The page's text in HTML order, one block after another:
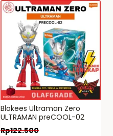
Blokees Ultraman Zero
ULTRAMAN preCOOL-02
Rp122.500